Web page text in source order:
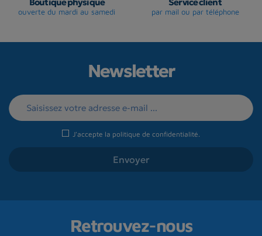
ouverte du mardi au samedi par mail ou par téléphone
Newsletter
J'accepte la politique de confidentialité
Retrouvez-nous